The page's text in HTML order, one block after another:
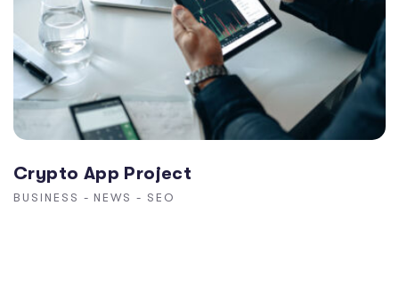
Crypto App Project
BUSINESS - NEWS - SEO